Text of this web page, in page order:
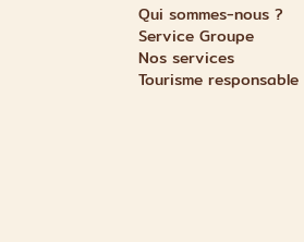
Qui sommes-nous ?
Service Groupe
Nos services
Tourisme responsable